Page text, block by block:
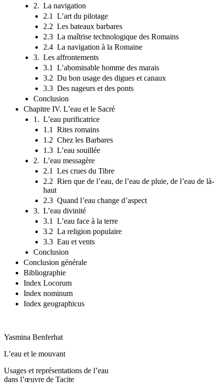
2. La navigation
2.1 L’art du pilotage
2.2 Les bateaux barbares
2.3 La maîtrise technologique des Romains
2.4 La navigation à la Romaine
3. Les affrontements
3.1 L’abominable homme des marais
3.2 Du bon usage des digues et canaux
3.3 Des nageurs et des ponts
Conclusion
Chapitre IV. L’eau et le Sacré
1. L’eau purificatrice
1.1 Rites romains
1.2 Chez les Barbares
1.3 L’eau souillée
2. L’eau messagère
2.1 Les crues du Tibre
2.2 Rien que de l’eau, de l’eau de pluie, de l’eau de là-
haut
2.3 Quand l’eau change d’aspect
3. L’eau divinité
3.1 L’eau face à la terre
3.2 La religion populaire
3.3 Eau et vents
Conclusion
Conclusion générale
Bibliographie
Index Locorum
Index nominum
Index geographicus
Yasmina Benferhat
L’eau et le mouvant
Usages et représentations de l’eau
dans l’œuvre de Tacite